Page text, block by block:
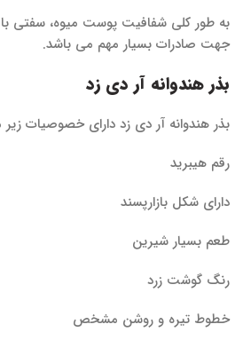
به طور کلی شفافیت پوست میوه، سفتی
جهت صادرات بسیار مهم می باشد.
بذر هندوانه آر دی زد
بذر هندوانه آر دی زد دارای خصوصیات
رقم هیبرید
دارای شکل بازارپسند
طعم بسیار شیرین
رنگ گوشت زرد
خطوط تیره و روشن مشخص